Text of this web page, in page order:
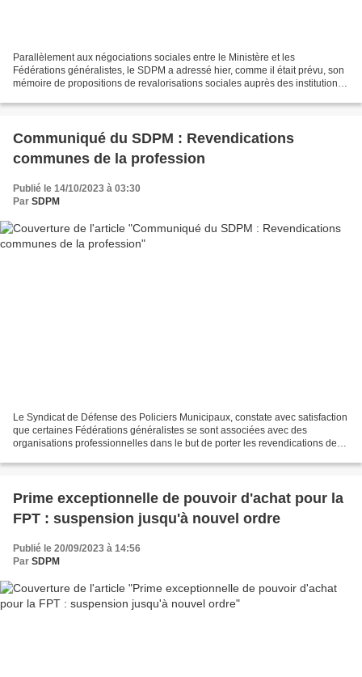
Parallèlement aux négociations sociales entre le Ministère et les
Fédérations généralistes, le SDPM a adressé hier, comme il était prévu, son
mémoire de propositions de revalorisations sociales auprès des institutions :
Communiqué du SDPM : Revendications
communes de la profession
Publié le 14/10/2023 à 03:30
Par SDPM
Le Syndicat de Défense des Policiers Municipaux, constate avec satisfaction
que certaines Fédérations généralistes se sont associées avec des
organisations professionnelles dans le but de porter les revendications des
Prime exceptionnelle de pouvoir d'achat pour la
FPT : suspension jusqu'à nouvel ordre
Publié le 20/09/2023 à 14:56
Par SDPM